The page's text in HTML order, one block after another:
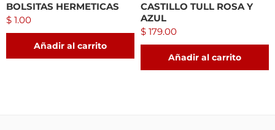
BOLSITAS HERMETICAS
$ 1.00
Añadir al carrito
CASTILLO TULL ROSA Y
AZUL
$ 179.00
Añadir al carrito